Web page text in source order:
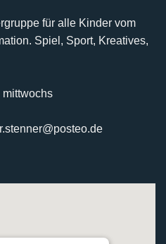
für alle Kinder vom
Spiel, Sport, Kreatives,